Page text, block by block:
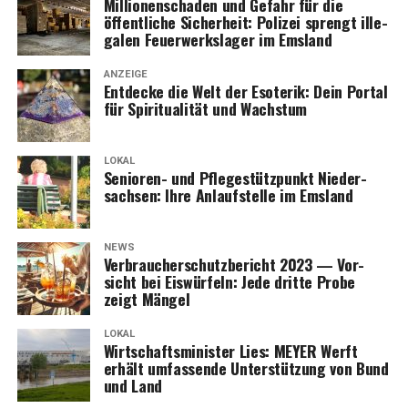
Wochen­en­de vol­ler Inno­va­tio­nen, Infor­ma­tio­nen und
Inspi­ra­tio­nen für alle, die sich für das Bau­en, Reno­vie­ren
Anzeige
öffent­li­che Sicher­heit: Poli­zei sprengt ille­
ga­len Feu­er­werks­la­ger im Emsland
ANZEIGE
Ent­de­cke die Welt der Eso­te­rik: Dein Por­tal
für Spi­ri­tua­li­tät und Wachstum
LOKAL
Senio­ren- und Pfle­ge­stütz­punkt Nie­der­
sach­sen: Ihre Anlauf­stel­le im Emsland
NEWS
Ver­brau­cher­schutz­be­richt 2023 — Vor­
sicht bei Eis­wür­feln: Jede drit­te Pro­be
zeigt Mängel
LOKAL
Wirt­schafts­mi­nis­ter Lies: MEYER Werft
erhält umfas­sen­de Unter­stüt­zung von Bund
und Land